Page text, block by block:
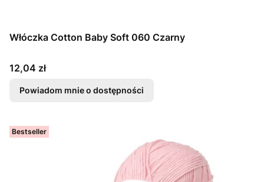
Włóczka Cotton Baby Soft 060 Czarny
Cena
12,04 zł
Powiadom mnie o dostępności
Bestseller